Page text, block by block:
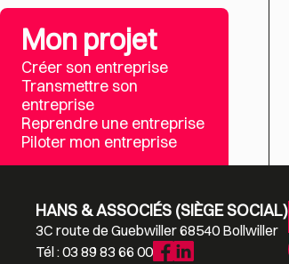
Mon projet
Créer son entreprise
Transmettre son
entreprise
Reprendre une entreprise
Piloter mon entreprise
HANS & ASSOCIÉS (SIÈGE SOCIAL)
3C route de Guebwiller 68540 Bollwiller
Tél : 03 89 83 66 00